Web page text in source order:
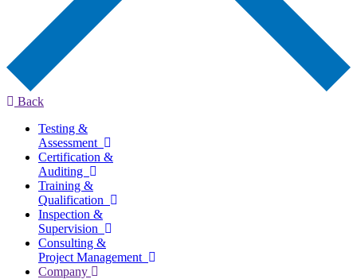
Back
Testing &
Assessment
Certification &
Auditing
Training &
Qualification
Inspection &
Supervision
Consulting &
Project Management
Company